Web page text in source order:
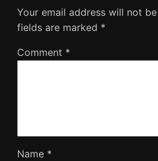
Your email address will not
fields are marked *
Comment *
Name *